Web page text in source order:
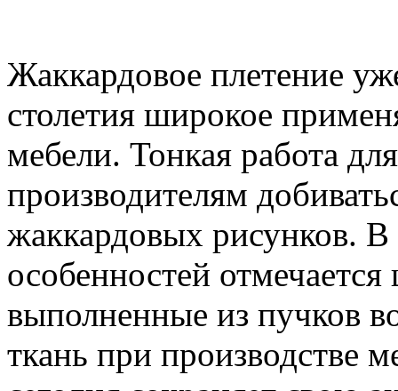
Жаккардовое плетение
столетия широкое
мебели. Тонкая работа
производителям
жаккардовых рисунков.
особенностей
выполненные из пучков
ткань при производстве